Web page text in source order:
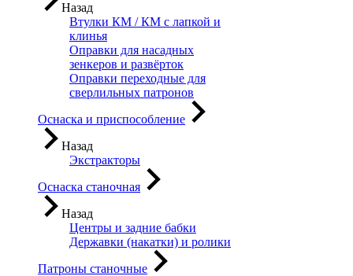
Назад
Втулки КМ / КМ с лапкой и
клинья
Оправки для насадных
зенкеров и развёрток
Оправки переходные для
сверлильных патронов
Оснаска и приспособление
Назад
Экстракторы
Оснаска станочная
Назад
Центры и задние бабки
Державки (накатки) и ролики
Патроны станочные